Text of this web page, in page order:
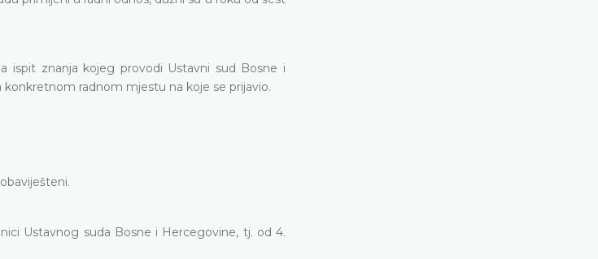
ispit znanja kojeg provodi Ustavni sud Bosne i
radnom mjestu na koje se prijavio.
Ustavnog suda Bosne i Hercegovine, tj. od 4.